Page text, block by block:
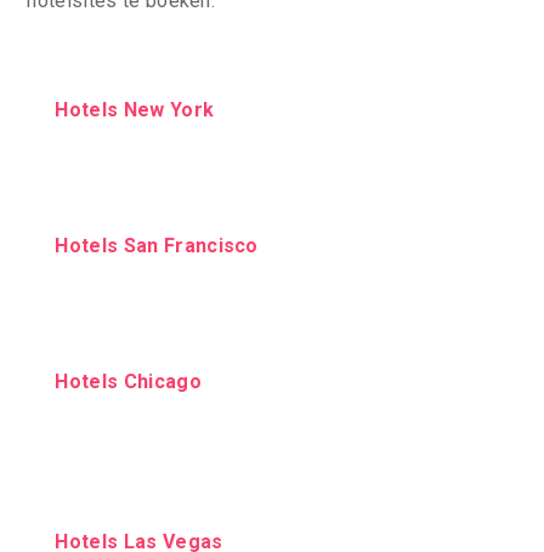
Hotels New York
Hotels San Francisco
Hotels Chicago
Hotels Las Vegas